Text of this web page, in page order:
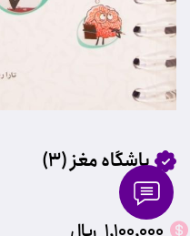
باشگاه مغز (3)